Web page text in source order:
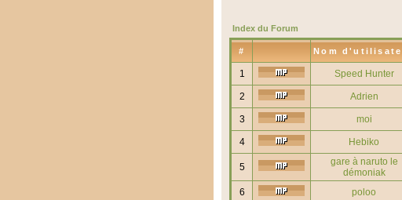
Index du Forum
# Nom
1 Speed Hunter
2 Adrien
3 moi
4 Hebiko
5
gare à naruto le
démoniak
6 poloo